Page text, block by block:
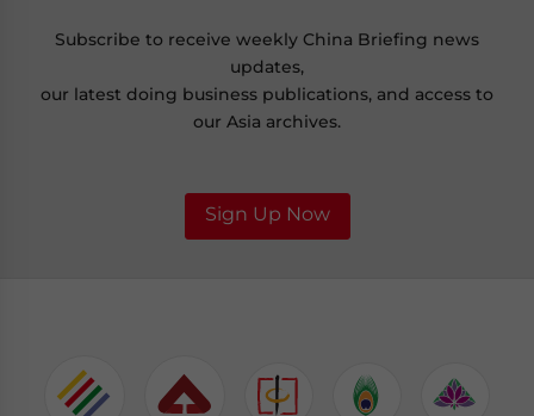
Subscribe to receive weekly China Briefing news
updates,
our latest doing business publications, and access to
our Asia archives.
Sign Up Now